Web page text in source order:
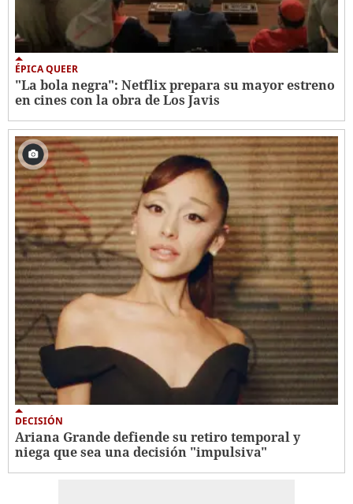
ÉPICA QUEER
"La bola negra": Netflix prepara su mayor estreno
en cines con la obra de Los Javis
DECISIÓN
Ariana Grande defiende su retiro temporal y
niega que sea una decisión "impulsiva"